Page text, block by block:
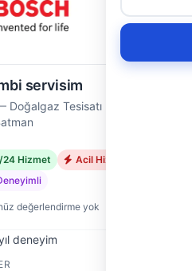
servisim
Tesisatı Ustası,
24 Hizmet
Acil Hizmet
değerlendirme yok
deneyim